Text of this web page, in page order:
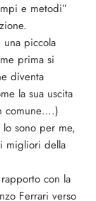
e metodi”
piccola
prima si
diventa
la sua uscita
comune….)
sono per me,
migliori della
con la
Ferrari verso